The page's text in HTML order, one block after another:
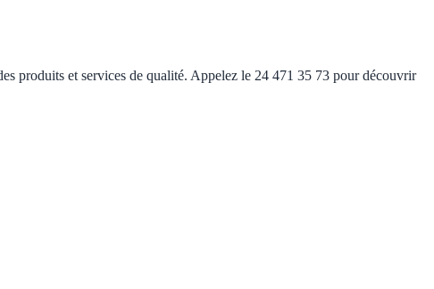
produits et services de qualité. Appelez le 24 471 35 73 pour découvrir